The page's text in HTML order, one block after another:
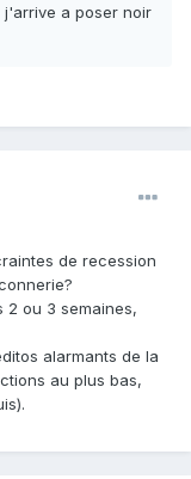
a poser noir
de recession
2 ou 3 semaines,
alarmants de la
au plus bas,